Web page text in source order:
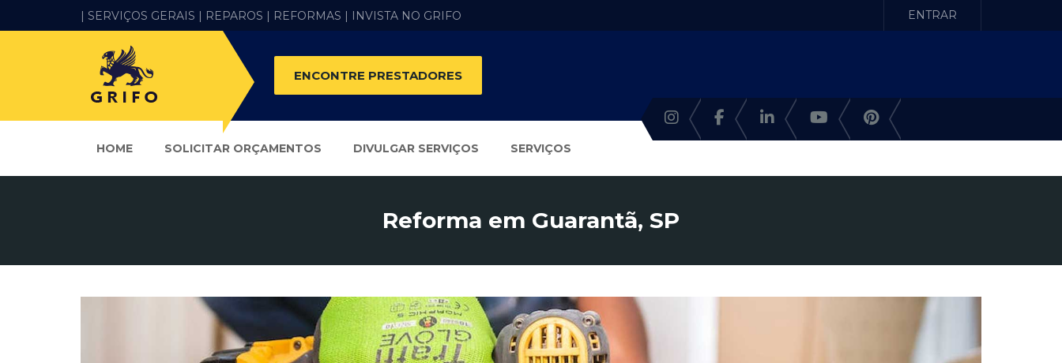
| SERVIÇOS GERAIS | REPAROS | REFORMAS | INVISTA NO GRIFO ENTRAR
ENCONTRE PRESTADORES
HOME SOLICITAR ORÇAMENTOS DIVULGAR SERVIÇOS SERVIÇOS
Reforma em Guarantã, SP